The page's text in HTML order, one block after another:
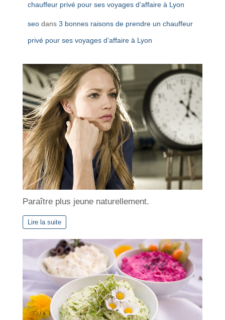
chauffeur privé pour ses voyages d’affaire à Lyon
seo dans 3 bonnes raisons de prendre un chauffeur
privé pour ses voyages d’affaire à Lyon
Paraître plus jeune naturellement.
Lire la suite